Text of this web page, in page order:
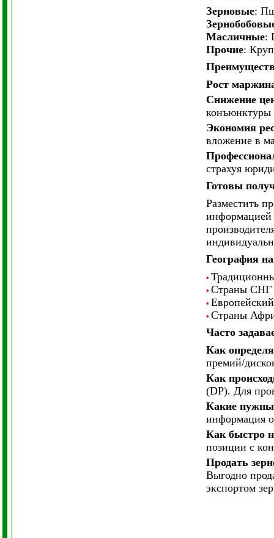
Зерновые:
Масличные:
Прочие:
Рост
Снижение
конъюнктуры
Экономия
вложение в
страхуя
Готовы
Разместить
информацией
География
•
• Страны
•
• Страны
Часто
Как
премий/
Как
(DP). Для
Какие
информация
Как быстро
позиции с
Продать
Выгодно
экспортом